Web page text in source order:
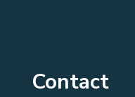
Contact